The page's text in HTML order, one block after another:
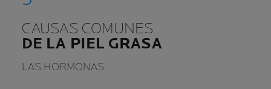
CAUSAS COMUNES
DE LA PIEL GRASA
LAS HORMONAS